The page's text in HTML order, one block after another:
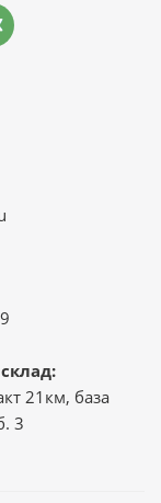
21км, база
3